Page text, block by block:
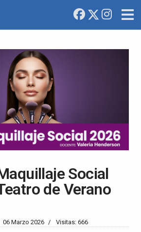
Social
de Verano
06 Marzo 2026 Visitas: 666